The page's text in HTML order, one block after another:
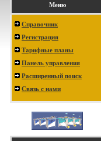
Меню
Справочник
Регистрация
Тарифные планы
Панель управления
Расширенный поиск
Связь с нами